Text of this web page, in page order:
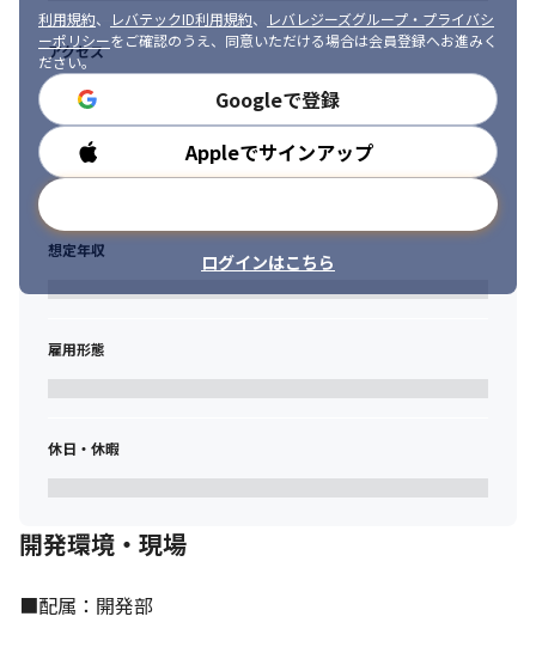
利用規約、 レバテックID利用規約、
レバレジーズグループ・プライバシ
ーポリシーをご確認のうえ、同意いただける場合は会員登録へお進みく
ださい。
Googleで登録
Appleでサインアップ
ログインはこちら
アクセス
勤務時間
想定年収
雇用形態
休日・休暇
開発環境・現場
■配属：開発部